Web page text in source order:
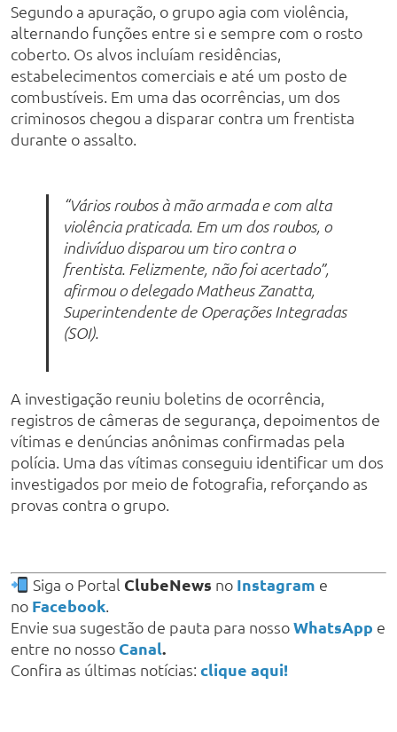
Segundo a apuração, o grupo agia com violência,
alternando funções entre si e sempre com o rosto
coberto. Os alvos incluíam residências,
estabelecimentos comerciais e até um posto de
combustíveis. Em uma das ocorrências, um dos
criminosos chegou a disparar contra um frentista
durante o assalto.
“Vários roubos à mão armada e com alta
violência praticada. Em um dos roubos, o
indivíduo disparou um tiro contra o
frentista. Felizmente, não foi acertado”,
afirmou o delegado Matheus Zanatta,
Superintendente de Operações Integradas
(SOI).
A investigação reuniu boletins de ocorrência,
registros de câmeras de segurança, depoimentos de
vítimas e denúncias anônimas confirmadas pela
polícia. Uma das vítimas conseguiu identificar um dos
investigados por meio de fotografia, reforçando as
provas contra o grupo.
Siga o Portal ClubeNews no Instagram e
no Facebook.
Envie sua sugestão de pauta para nossoWhatsApp e
entre no nosso Canal.
Confira as últimas notícias: clique aqui!